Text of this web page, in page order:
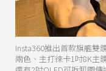
Insta360推出首款旗艦雙
兩色、主打徠卡1吋8K主